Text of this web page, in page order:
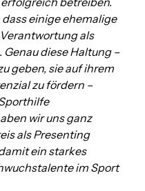
einige ehemalige
als
diese Haltung –
geben, sie auf ihrem
zu fördern –
wir uns ganz
als Presenting
ein starkes
im Sport